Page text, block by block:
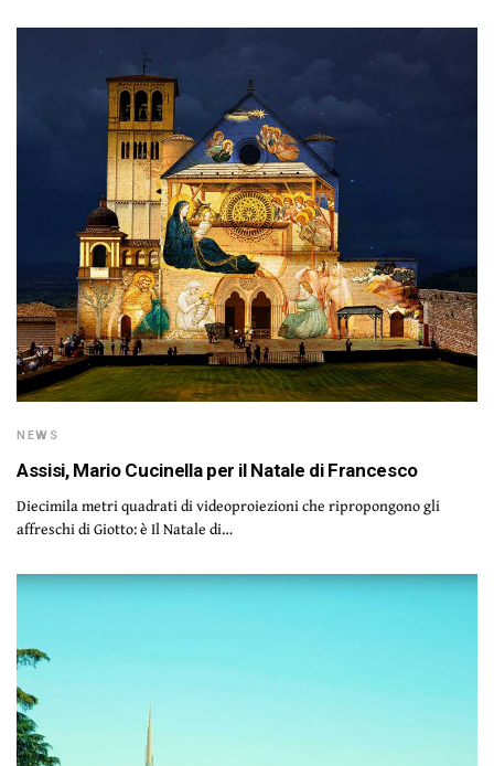
NEWS
Assisi, Mario Cucinella per il Natale di Francesco
Diecimila metri quadrati di videoproiezioni che ripropongono gli
affreschi di Giotto: è Il Natale di…